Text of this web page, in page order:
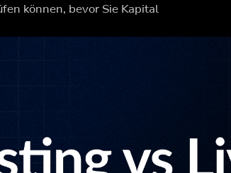
können, bevor Sie Kapital